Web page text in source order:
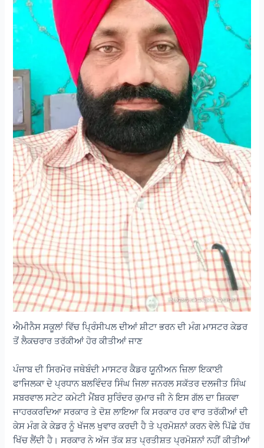
ਐਮੀਨੈਸ ਸਕੂਲਾਂ ਵਿੱਚ ਪ੍ਰਿੰਸੀਪਲ ਦੀਆਂ ਸ਼ੀਟਾ ਭਰਨ ਦੀ ਮੰਗ ਮਾਸਟਰ ਕੇਡਰ
ਤੋਂ ਲੈਕਚਰਾਰ ਤਰੱਕੀਆਂ ਹੋਰ ਕੀਤੀਆਂ ਜਾਣ
ਪੰਜਾਬ ਦੀ ਸਿਰਮੋਰ ਜਥੇਬੰਦੀ ਮਾਸਟਰ ਕੈਡਰ ਯੂਨੀਅਨ ਜ਼ਿਲਾ ਇਕਾਈ
ਫਾਜਿਲਕਾ ਦੇ ਪ੍ਰਧਾਨ ਬਲਵਿੰਦਰ ਸਿੰਘ ਜਿਲਾ ਜਨਰਲ ਸਕੱਤਰ ਦਲਜੀਤ ਸਿੰਘ
ਸਬਰਵਾਲ ਸਟੇਟ ਕਮੇਟੀ ਮੈਂਬਰ ਸੁਰਿੰਦਰ ਕੁਮਾਰ ਜੀ ਨੇ ਇਸ ਗੱਲ ਦਾ ਸ਼ਿਕਵਾ
ਜਾਹਰਕਰਦਿਆ ਸਰਕਾਰ ਤੇ ਦੋਸ਼ ਲਾਇਆ ਕਿ ਸਰਕਾਰ ਹਰ ਵਾਰ ਤਰੱਕੀਆਂ ਦੀ
ਕੇਸ ਮੰਗ ਕੇ ਕੇਡਰ ਨੂੰ ਖੱਜਲ ਖੁਵਾਰ ਕਰਦੀ ਹੈ ਤੇ ਪ੍ਰਮੋਸ਼ਨਾਂ ਕਰਨ ਵੇਲੇ ਪਿੱਛੇ ਹੱਥ
ਖਿੱਚ ਲੈਂਦੀ ਹੈ। ਸਰਕਾਰ ਨੇ ਅੱਜ ਤੱਕ ਸ਼ਤ ਪ੍ਰਤੀਸ਼ਤ ਪ੍ਰਮੋਸ਼ਨਾਂ ਨਹੀਂ ਕੀਤੀਆਂ